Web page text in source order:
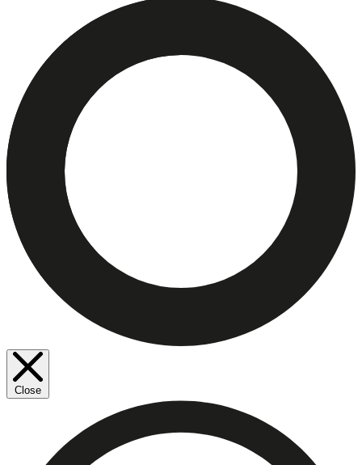
Close